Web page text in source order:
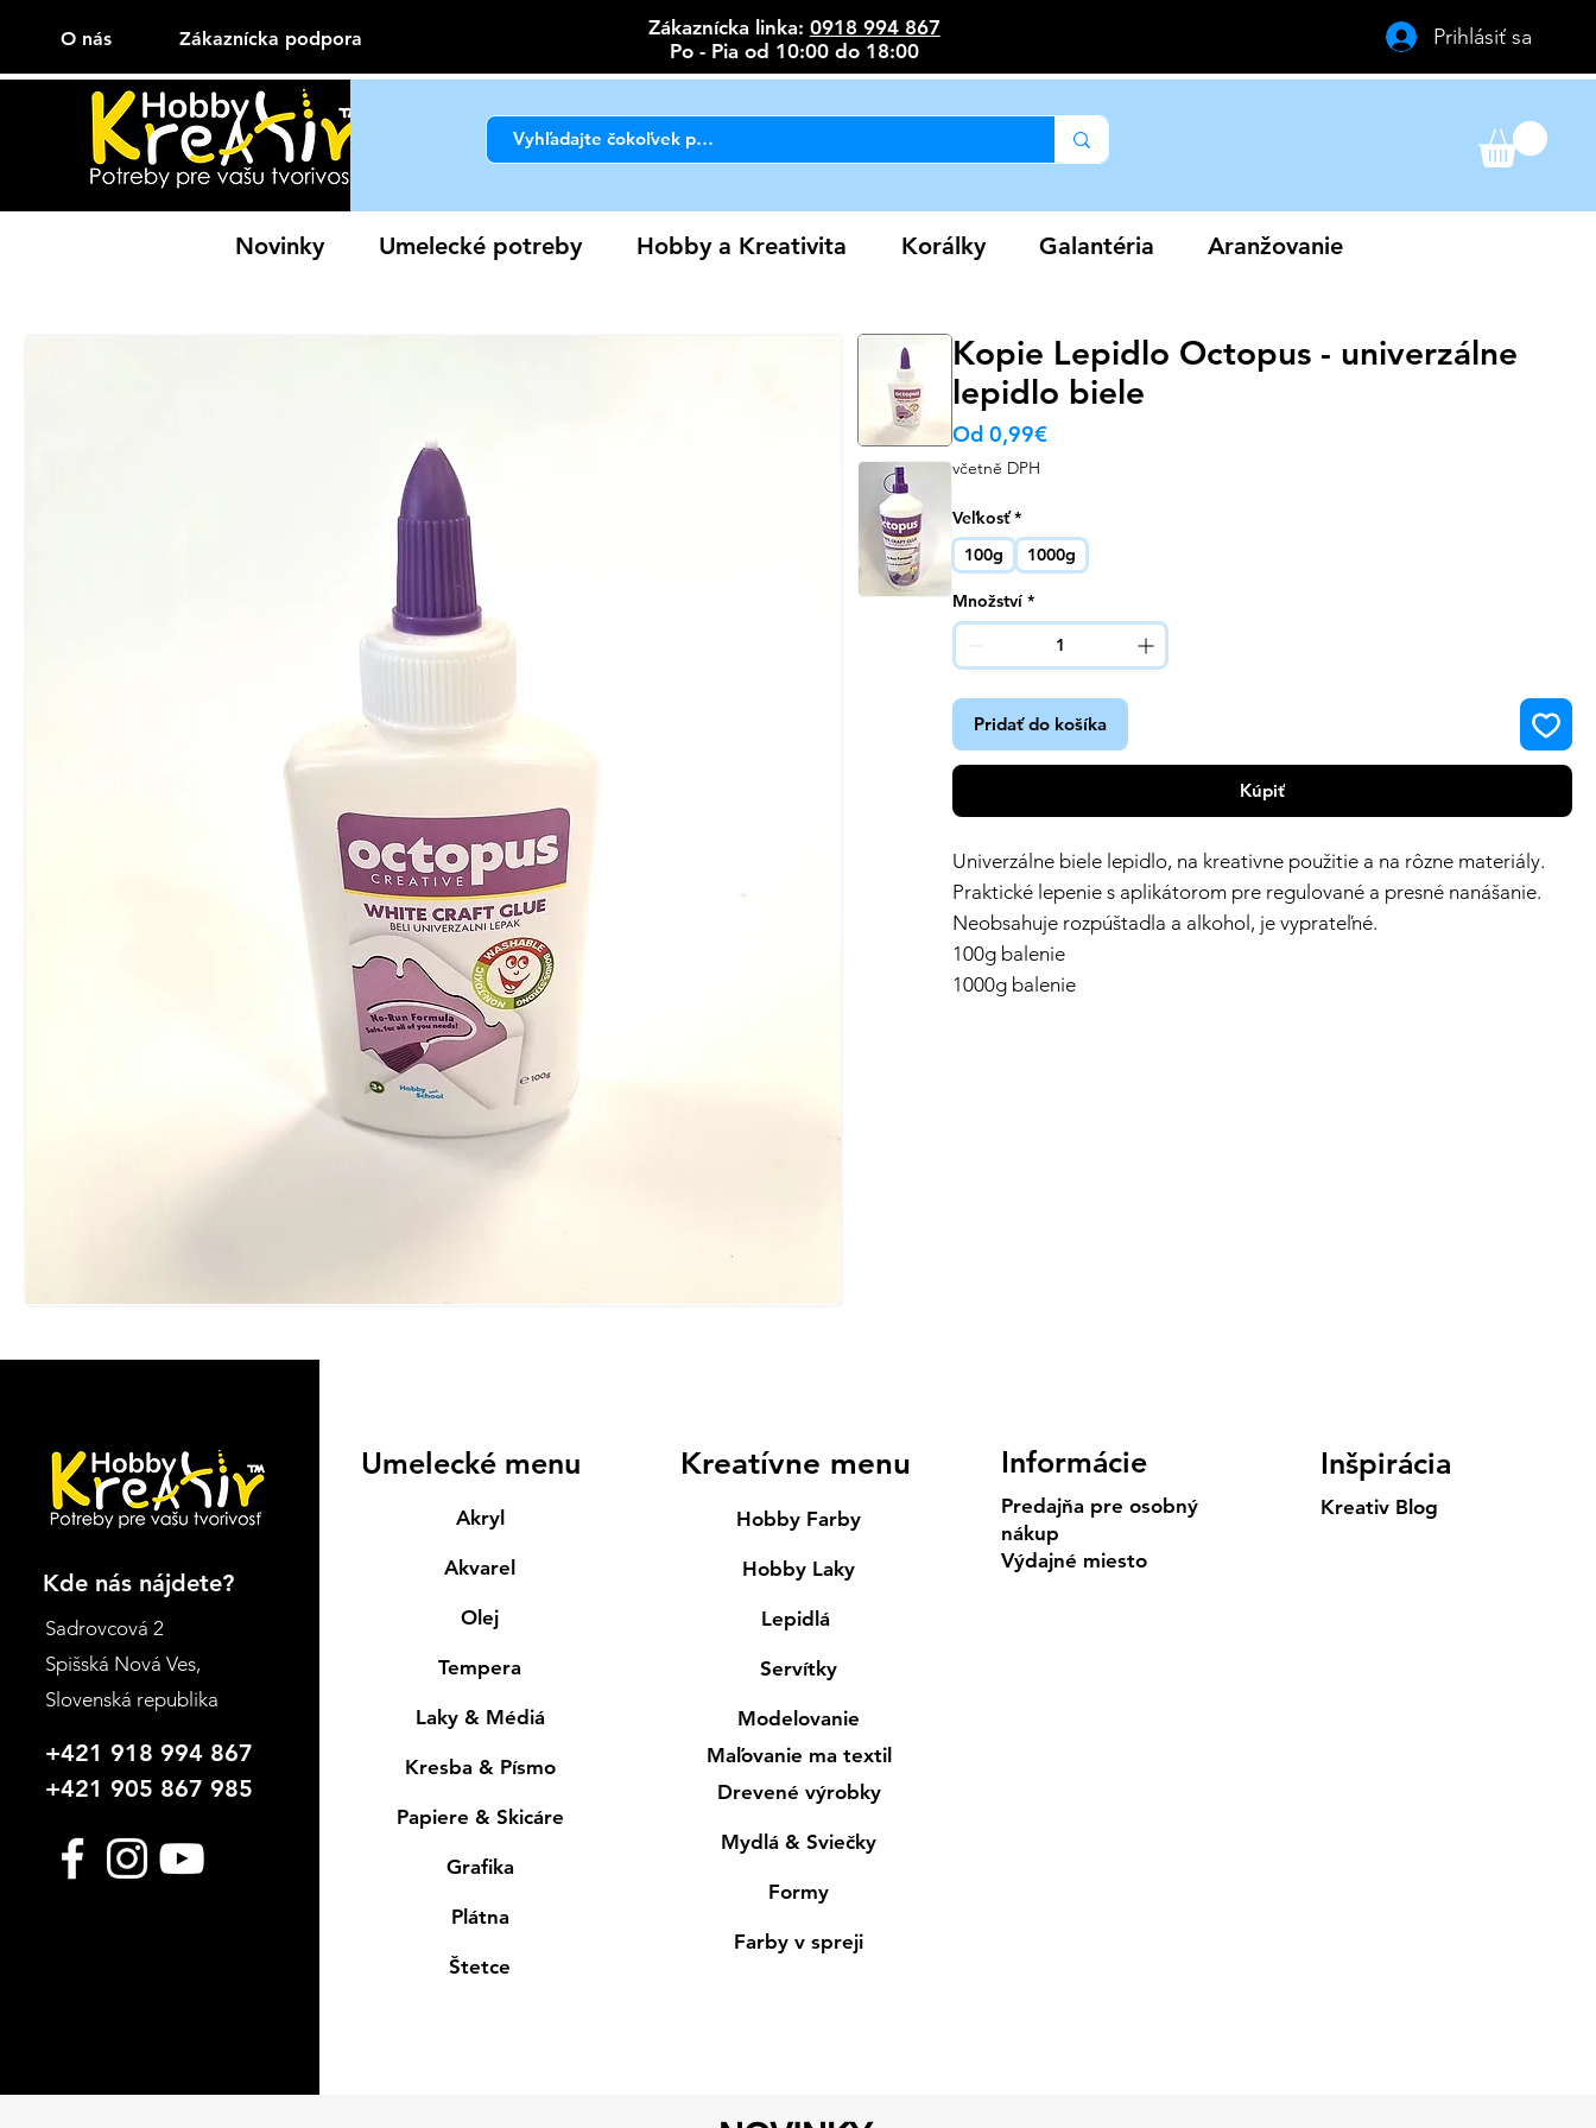
O nás Zákaznícka podpora Zákaznícka linka: 0918 994 867
Po - Pia od 10:00 do 18:00
Prihlásiť sa
Novinky Umelecké potreby Hobby a Kreativita Korálky Galantéria Aranžovanie
Kopie Lepidlo Octopus - univerzálne
lepidlo biele
Od0,99€Zvýhodněná
včetně DPH
Veľkosť *
100g
1000g
Množství *
Pridať do košíka
Kúpiť
Univerzálne biele lepidlo, na kreativne použitie a na rôzne materiály.
Praktické lepenie s aplikátorom pre regulované a presné nanášanie.
Neobsahuje rozpúštadla a alkohol, je vyprateľné.
100g balenie
1000g balenie
Kde nás nájdete?
Sadrovcová 2
Spišská Nová Ves,
Slovenská republika
+421 918 994 867
+421 905 867 985
Umelecké menu
Akryl
Akvarel
Olej
Tempera
Laky & Médiá
Kresba & Písmo
Papiere & Skicáre
Grafika
Plátna
Štetce
Kreatívne menu
Hobby Farby
Hobby Laky
Lepidlá
Servítky
Modelovanie
Maľovanie ma textil
Drevené výrobky
Mydlá & Sviečky
Formy
Farby v spreji
Informácie
Predajňa pre osobný
nákup
Výdajné miesto
Inšpirácia
Kreativ Blog